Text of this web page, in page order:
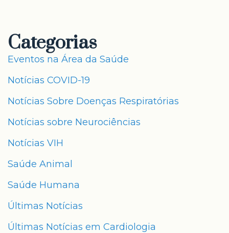
Categorias
Eventos na Área da Saúde
Notícias COVID-19
Notícias Sobre Doenças Respiratórias
Notícias sobre Neurociências
Notícias VIH
Saúde Animal
Saúde Humana
Últimas Notícias
Últimas Notícias em Cardiologia